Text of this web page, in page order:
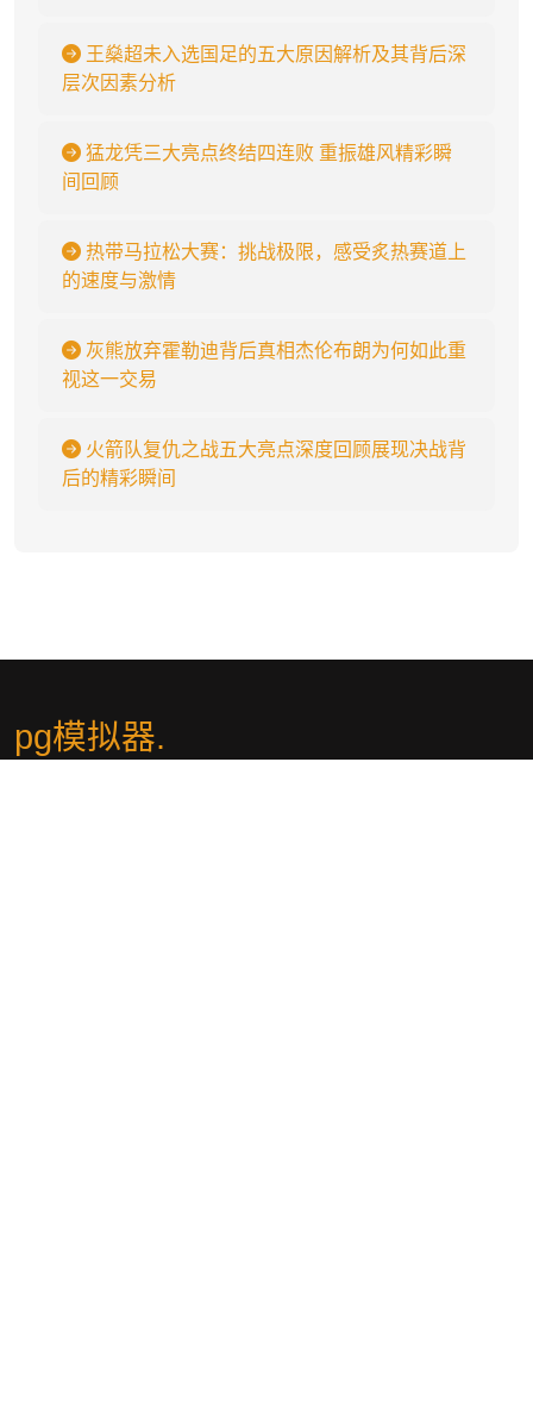
王燊超未入选国足的五大原因解析及其背后深
层次因素分析
猛龙凭三大亮点终结四连败 重振雄风精彩瞬
间回顾
热带马拉松大赛：挑战极限，感受炙热赛道上
的速度与激情
灰熊放弃霍勒迪背后真相杰伦布朗为何如此重
视这一交易
火箭队复仇之战五大亮点深度回顾展现决战背
后的精彩瞬间
pg模拟器.